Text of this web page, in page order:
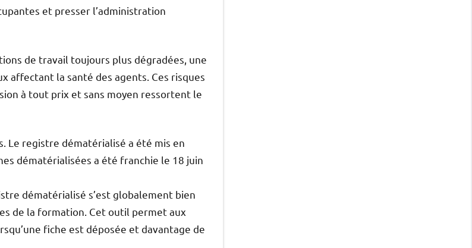
et presser l’administration
de travail toujours plus dégradées, une
affectant la santé des agents. Ces risques
à tout prix et sans moyen ressortent le
Le registre dématérialisé a été mis en
dématérialisées a été franchie le 18 juin
dématérialisé s’est globalement bien
de la formation. Cet outil permet aux
fiche est déposée et davantage de